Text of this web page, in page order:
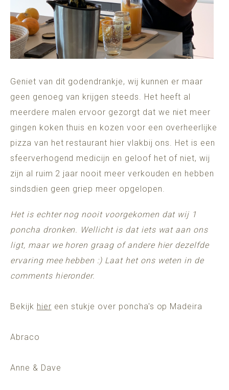
Geniet van dit godendrankje, wij kunnen er maar
geen genoeg van krijgen steeds. Het heeft al
meerdere malen ervoor gezorgt dat we niet meer
gingen koken thuis en kozen voor een overheerlijke
pizza van het restaurant hier vlakbij ons. Het is een
sfeerverhogend medicijn en geloof het of niet, wij
zijn al ruim 2 jaar nooit meer verkouden en hebben
sindsdien geen griep meer opgelopen.
Het is echter nog nooit voorgekomen dat wij 1
poncha dronken. Wellicht is dat iets wat aan ons
ligt, maar we horen graag of andere hier dezelfde
ervaring mee hebben :) Laat het ons weten in de
comments hieronder.
Bekijk hier een stukje over poncha's op Madeira
Abraco
Anne & Dave